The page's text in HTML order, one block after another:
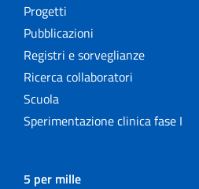
Progetti
Pubblicazioni
Registri e sorveglianze
Ricerca collaboratori
Scuola
Sperimentazione clinica fase I
5 per mille